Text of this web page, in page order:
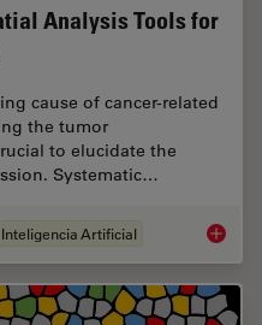
Analysis Tools for
cause of cancer-related
the tumor
to elucidate the
Systematic…
Inteligencia Artificial AI-